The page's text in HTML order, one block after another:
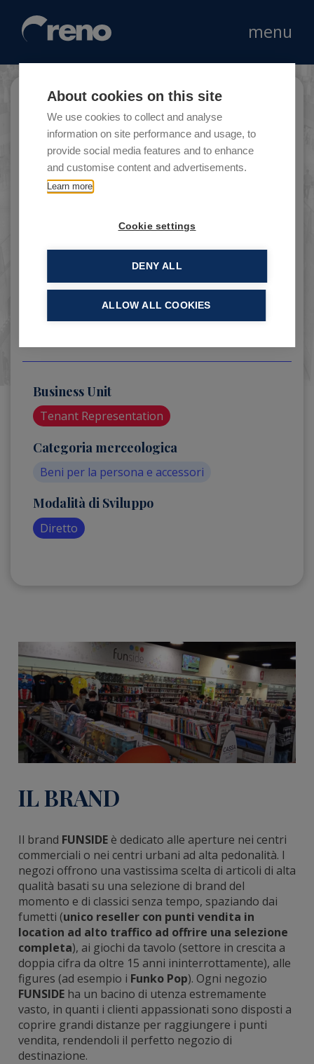
About cookies on this site
We use cookies to collect and analyse
information on site performance and usage, to
provide social media features and to enhance
and customise content and advertisements.
Learn more
Cookie settings
DENY ALL
ALLOW ALL COOKIES
menu
Funside
La mission di Funside è creare negozi di
luogo ideale dove coltivare le passioni e
scoprirne di nuove grazie all’ampia offerta di
fumetti, gadget e giochi da tavolo.
Business Unit
Tenant Representation
Categoria merceologica
Beni per la persona e accessori
Modalità di Sviluppo
Diretto
IL BRAND
Il brand FUNSIDEè dedicato alle aperture nei centri
commerciali o nei centri urbani ad alta pedonalità. I
negozi offrono una vastissima scelta di articoli di alta
qualità basati su una selezione di brand del
momento e di classici senza tempo, spaziando dai
fumetti (unico reseller con punti vendita in
location ad alto traffico ad offrire una selezione
completa), ai giochi da tavolo (settore in crescita a
doppia cifra da oltre 15 anni ininterrottamente), alle
figures (ad esempio i Funko Pop). Ogni negozio
FUNSIDEha un bacino di utenza estremamente
vasto, in quanti i clienti appassionati sono disposti a
coprire grandi distanze per raggiungere i punti
vendita, rendendoli il perfetto negozio di
destinazione.